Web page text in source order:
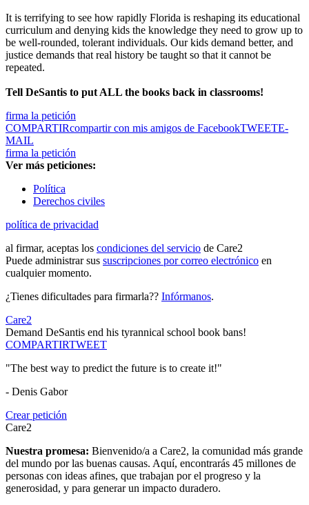
It is terrifying to see how rapidly Florida is reshaping its educational
curriculum and denying kids the knowledge they need to grow up to
be well-rounded, tolerant individuals. Our kids demand better, and
justice demands that real history be taught so that it cannot be
repeated.
Tell DeSantis to put ALL the books back in classrooms!
firma la petición
COMPARTIRcompartir con mis amigos de FacebookTWEETE-
MAIL
firma la petición
Ver más peticiones:
Política
Derechos civiles
política de privacidad
al firmar, aceptas los condiciones del servicio de Care2
Puede administrar sus suscripciones por correo electrónico en
cualquier momento.
¿Tienes dificultades para firmarla?? Infórmanos.
Care2
Demand DeSantis end his tyrannical school book bans!
COMPARTIRTWEET
"The best way to predict the future is to create it!"
- Denis Gabor
Crear petición
Care2
Nuestra promesa: Bienvenido/a a Care2, la comunidad más grande
del mundo por las buenas causas. Aquí, encontrarás 45 millones de
personas con ideas afines, que trabajan por el progreso y la
generosidad, y para generar un impacto duradero.